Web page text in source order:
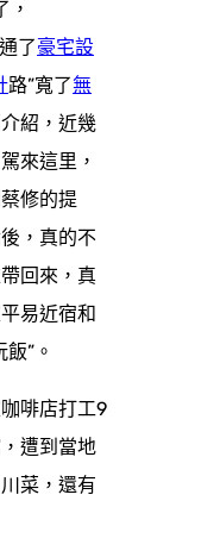
，
了豪宅設
路”寬了無
紹，近幾
來這里，
修的提
，真的不
回來，真
易近宿和
飯”。
啡店打工9
遭到當地
菜，還有